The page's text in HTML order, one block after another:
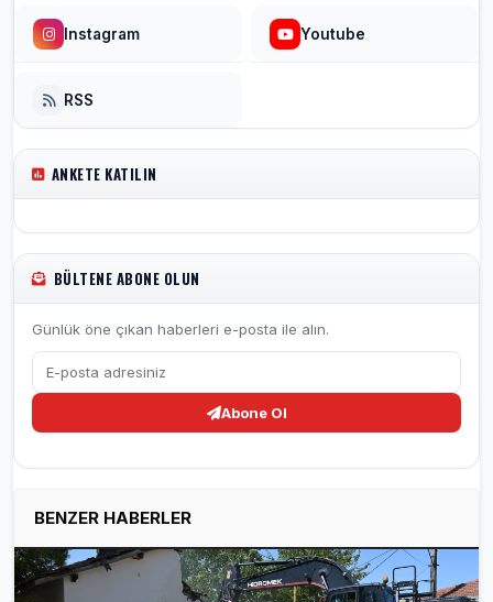
Instagram Youtube
RSS
ANKETE KATILIN
BÜLTENE ABONE OLUN
Günlük öne çıkan haberleri e-posta ile alın.
Abone Ol
BENZER HABERLER